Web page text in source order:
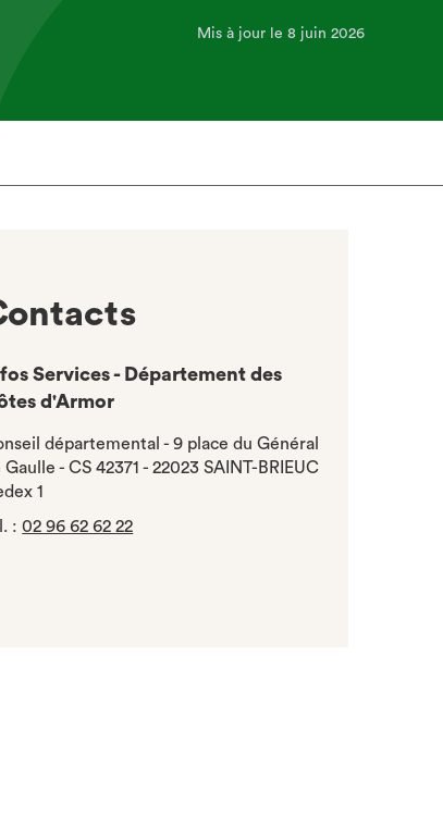
Mis à jour le 8 juin 2026
Services - Département des
d'Armor
départemental - 9 place du Général
Gaulle - CS 42371 - 22023 SAINT-BRIEUC
1
:02 96 62 62 22